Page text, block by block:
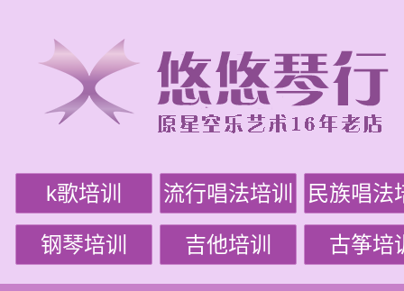
k歌培训 流行唱法培训 民族唱法
钢琴培训 吉他培训 古筝培